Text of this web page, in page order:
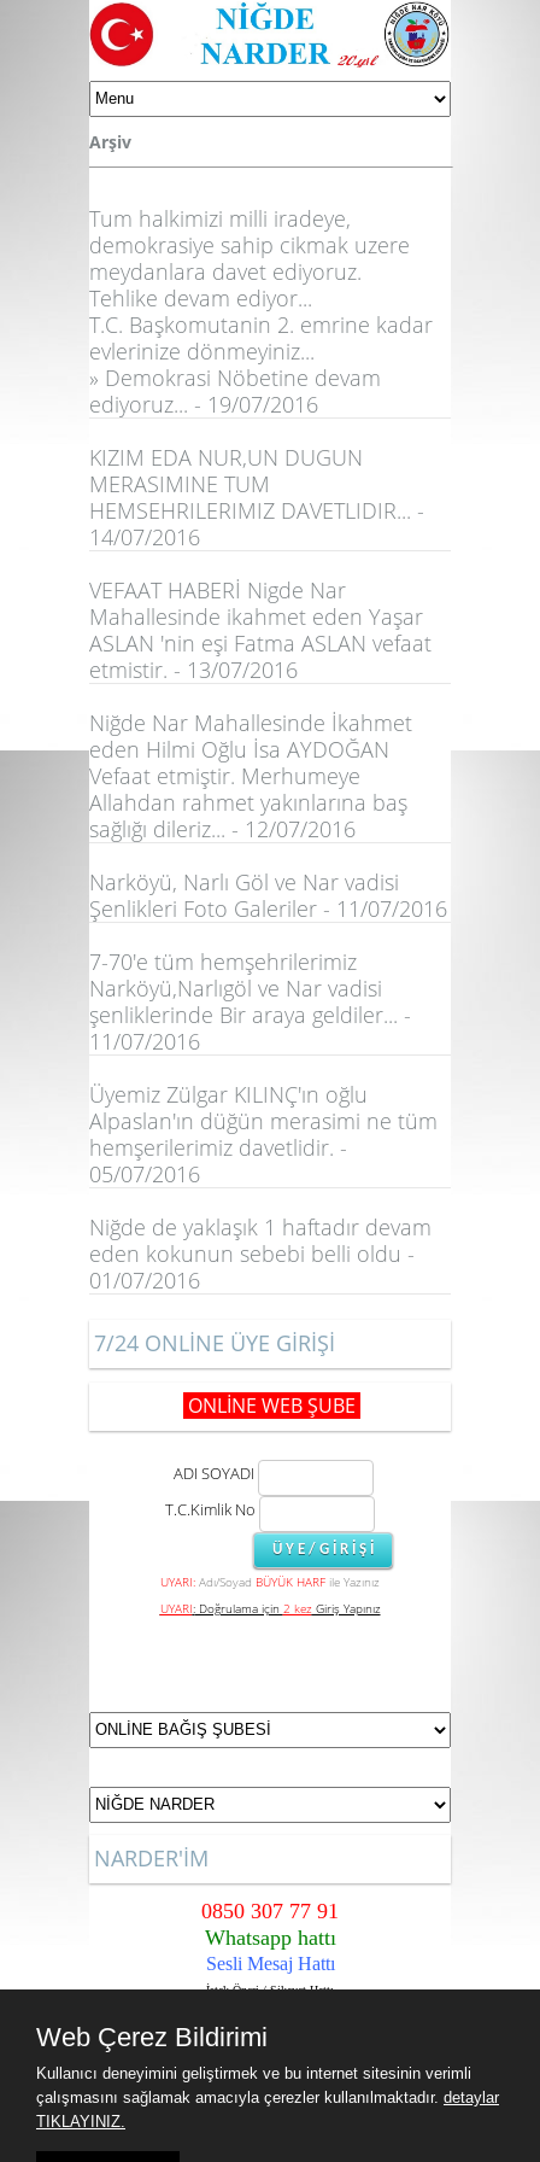
Arşiv
Tum halkimizi milli iradeye,
demokrasiye sahip cikmak uzere
meydanlara davet ediyoruz.
Tehlike devam ediyor...
T.C. Başkomutanin 2. emrine kadar
evlerinize dönmeyiniz...
» Demokrasi Nöbetine devam
ediyoruz... - 19/07/2016
KIZIM EDA NUR,UN DUGUN
MERASIMINE TUM
HEMSEHRILERIMIZ DAVETLIDIR... -
14/07/2016
VEFAAT HABERİ Nigde Nar
Mahallesinde ikahmet eden Yaşar
ASLAN 'nin eşi Fatma ASLAN vefaat
etmistir. - 13/07/2016
Niğde Nar Mahallesinde İkahmet
eden Hilmi Oğlu İsa AYDOĞAN
Vefaat etmiştir. Merhumeye
Allahdan rahmet yakınlarına baş
sağlığı dileriz... - 12/07/2016
Narköyü, Narlı Göl ve Nar vadisi
Şenlikleri Foto Galeriler - 11/07/2016
7-70'e tüm hemşehrilerimiz
Narköyü,Narlıgöl ve Nar vadisi
şenliklerinde Bir araya geldiler... -
11/07/2016
Üyemiz Zülgar KILINÇ'ın oğlu
Alpaslan'ın düğün merasimi ne tüm
hemşerilerimiz davetlidir. -
05/07/2016
Niğde de yaklaşık 1 haftadır devam
eden kokunun sebebi belli oldu -
01/07/2016
7/24 ONLİNE ÜYE GİRİŞİ
ONLİNE WEB ŞUBE
ADI SOYADI
T.C.Kimlik No
UYARI: Adı/Soyad BÜYÜK HARF ile Yazınız
UYARI:Doğrulama için 2 kez Giriş Yapınız
NARDER'İM
0850 307 77 91
Whatsapp hattı
Sesli Mesaj Hattı
İstek,Öneri / Şikayet Hattı
Web Çerez Bildirimi
Kullanıcı deneyimini geliştirmek ve bu internet sitesinin verimli
çalışmasını sağlamak amacıyla çerezler kullanılmaktadır. detaylar
TIKLAYINIZ.